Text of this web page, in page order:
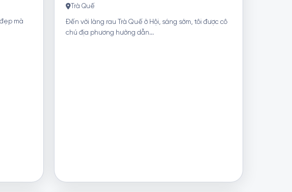
mà
Trà Quế
Đến với làng rau Trà Quế ở Hội, sáng sớm, tôi được cô
chú địa phương hướng dẫn...